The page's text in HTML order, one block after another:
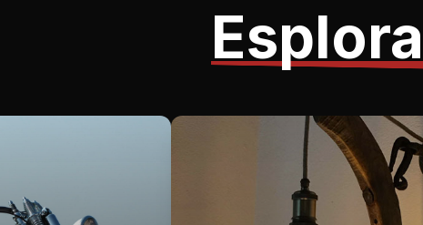
Esplora